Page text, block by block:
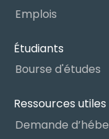
Emplois
Étudiants
Bourse d'études
Ressources utiles
Demande